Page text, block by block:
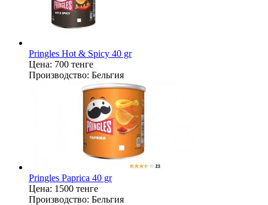
Pringles Hot & Spicy 40 gr
Цена: 700 тенге
Производство: Бельгия
Pringles Paprica 40 gr
Цена: 1500 тенге
Производство: Бельгия